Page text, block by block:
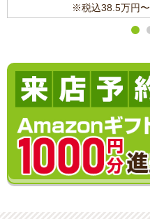
※税込11.3万円〜